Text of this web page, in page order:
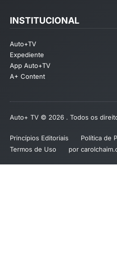
INSTITUCIONAL
Auto+TV
Expediente
App Auto+TV
A+ Content
Auto+ TV © 2026 . Todos os
Princípios Editoriais
Política de
Termos de Uso
por